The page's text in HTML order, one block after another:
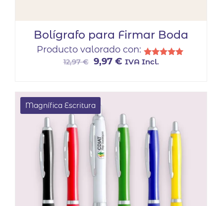
Bolígrafo para Firmar Boda
Producto valorado con:
Valorado
12,97€ El
era:
12,97 €.
9,97 €El
IVA Incl.
Magnífica Escritura